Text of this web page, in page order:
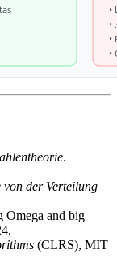
.
der Verteilung
Omega and big
(CLRS), MIT